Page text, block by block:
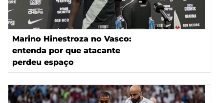
Marino Hinestroza no Vasco:
entenda por que atacante
perdeu espaço